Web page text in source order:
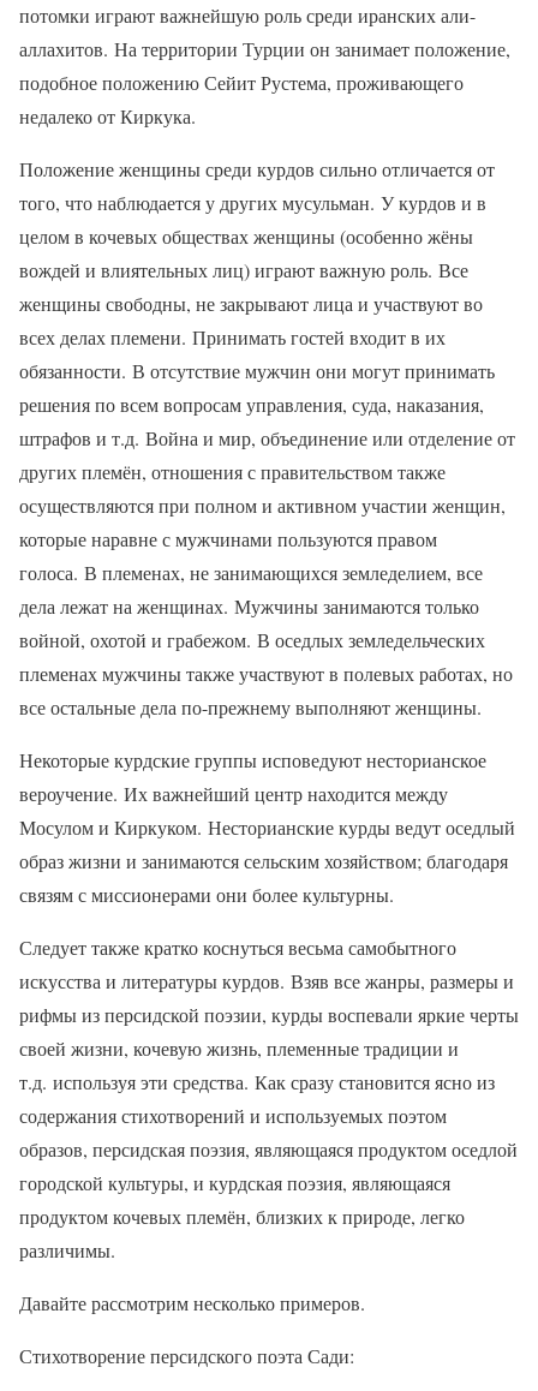
потомки играют важнейшую роль среди иранских али-
аллахитов. На территории Турции он занимает положение,
подобное положению Сейит Рустема, проживающего
недалеко от Киркука.
Положение женщины среди курдов сильно отличается от
того, что наблюдается у других мусульман. У курдов и в
целом в кочевых обществах женщины (особенно жёны
вождей и влиятельных лиц) играют важную роль. Все
женщины свободны, не закрывают лица и участвуют во
всех делах племени. Принимать гостей входит в их
обязанности. В отсутствие мужчин они могут принимать
решения по всем вопросам управления, суда, наказания,
штрафов и т.д. Война и мир, объединение или отделение от
других племён, отношения с правительством также
осуществляются при полном и активном участии женщин,
которые наравне с мужчинами пользуются правом
голоса. В племенах, не занимающихся земледелием, все
дела лежат на женщинах. Мужчины занимаются только
войной, охотой и грабежом. В оседлых земледельческих
племенах мужчины также участвуют в полевых работах, но
все остальные дела по-прежнему выполняют женщины.
Некоторые курдские группы исповедуют несторианское
вероучение. Их важнейший центр находится между
Мосулом и Киркуком. Несторианские курды ведут оседлый
образ жизни и занимаются сельским хозяйством; благодаря
связям с миссионерами они более культурны.
Следует также кратко коснуться весьма самобытного
искусства и литературы курдов. Взяв все жанры, размеры и
рифмы из персидской поэзии, курды воспевали яркие черты
своей жизни, кочевую жизнь, племенные традиции и
т.д. используя эти средства. Как сразу становится ясно из
содержания стихотворений и используемых поэтом
образов, персидская поэзия, являющаяся продуктом оседлой
городской культуры, и курдская поэзия, являющаяся
продуктом кочевых племён, близких к природе, легко
различимы.
Давайте рассмотрим несколько примеров.
Стихотворение персидского поэта Сади: